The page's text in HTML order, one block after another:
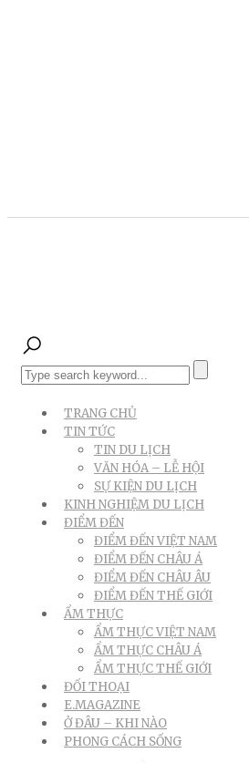
TRANG CHỦ
TIN TỨC
TIN DU LỊCH
VĂN HÓA – LỄ HỘI
SỰ KIỆN DU LỊCH
KINH NGHIỆM DU LỊCH
ĐIỂM ĐẾN
ĐIỂM ĐẾN VIỆT NAM
ĐIỂM ĐẾN CHÂU Á
ĐIỂM ĐẾN CHÂU ÂU
ĐIỂM ĐẾN THẾ GIỚI
ẨM THỰC
ẨM THỰC VIỆT NAM
ẨM THỰC CHÂU Á
ẨM THỰC THẾ GIỚI
ĐỐI THOẠI
E.MAGAZINE
Ở ĐÂU – KHI NÀO
PHONG CÁCH SỐNG